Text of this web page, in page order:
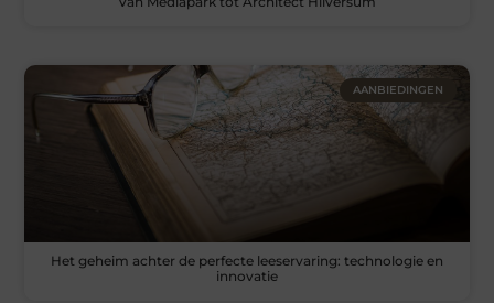
AANBIEDINGEN
Het geheim achter de perfecte leeservaring: technologie en
innovatie